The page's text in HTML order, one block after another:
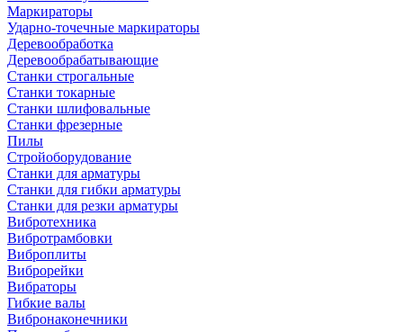
Маркираторы
Ударно-точечные маркираторы
Деревообработка
Деревообрабатывающие
Станки строгальные
Станки токарные
Станки шлифовальные
Станки фрезерные
Пилы
Стройоборудование
Станки для арматуры
Станки для гибки арматуры
Станки для резки арматуры
Вибротехника
Вибротрамбовки
Виброплиты
Виброрейки
Вибраторы
Гибкие валы
Вибронаконечники